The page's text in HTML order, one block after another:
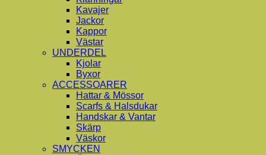
Kavajer
Jackor
Kappor
Västar
UNDERDEL
Kjolar
Byxor
ACCESSOARER
Hattar & Mössor
Scarfs & Halsdukar
Handskar & Vantar
Skärp
Väskor
SMYCKEN